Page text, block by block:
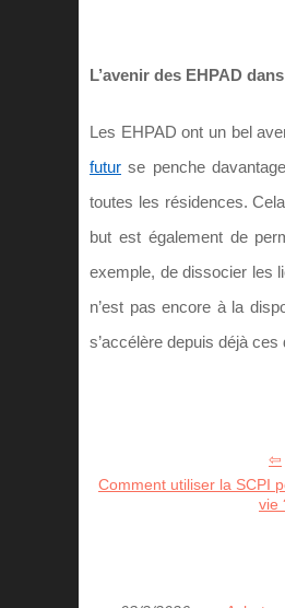
L’avenir des EHPAD
Les EHPAD ont un bel
futur se penche
toutes les résidences.
but est également de
exemple, de dissocier les
n’est pas encore à la
s’accélère depuis déjà ces
Comment utiliser la SCPI
vie